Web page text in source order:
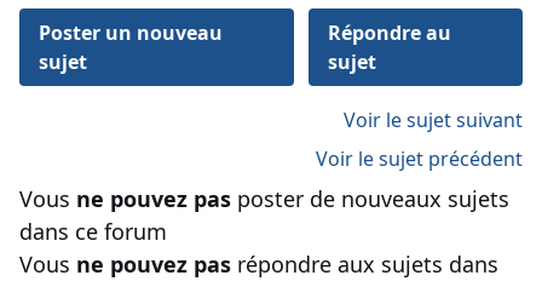
Poster un nouveau
sujet
Répondre au
sujet
Voir le sujet suivant
Voir le sujet précédent
Vous ne pouvez pas poster de nouveaux sujets
dans ce forum
Vous ne pouvez pas répondre aux sujets dans